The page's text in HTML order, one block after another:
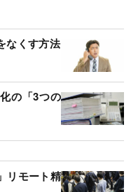
なくす方法
の「3つの
リモート精